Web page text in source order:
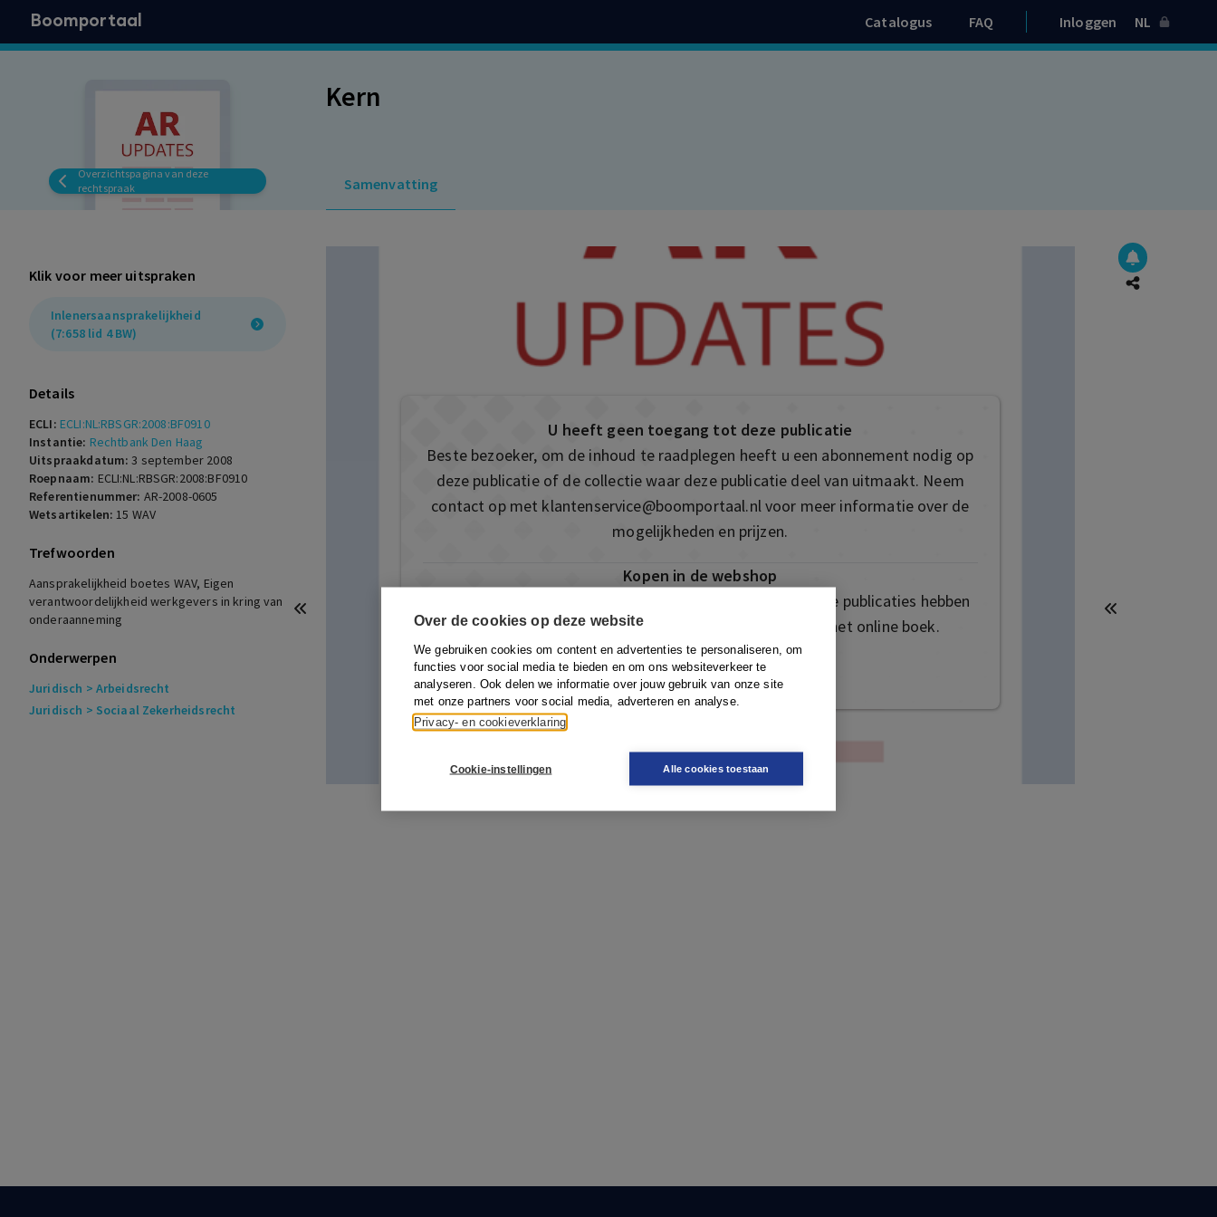
Over de cookies op deze website
We gebruiken cookies om content en advertenties te personaliseren, om
functies voor social media te bieden en om ons websiteverkeer te
analyseren. Ook delen we informatie over jouw gebruik van onze site
met onze partners voor social media, adverteren en analyse.
Privacy- en cookieverklaring
Cookie-instellingen Alle cookies toestaan
Boomportaal Catalogus FAQ Inloggen NL
Overzichtspagina van deze
rechtspraak
Kern
Samenvatting
Klik voor meer uitspraken
Inlenersaansprakelijkheid
(7:658 lid 4 BW)
Details
ECLI: ECLI:NL:RBSGR:2008:BF0910
Instantie: Rechtbank Den Haag
Uitspraakdatum:3 september 2008
Roepnaam: ECLI:NL:RBSGR:2008:BF0910
Referentienummer: AR-2008-0605
Wetsartikelen:15 WAV
Trefwoorden
Aansprakelijkheid boetes WAV, Eigen
verantwoordelijkheid werkgevers in kring van
onderaanneming
Onderwerpen
Juridisch > Arbeidsrecht
Juridisch > Sociaal Zekerheidsrecht
U heeft geen toegang tot deze publicatie
Beste bezoeker, om de inhoud te raadplegen heeft u een abonnement nodig op
deze publicatie of de collectie waar deze publicatie deel van uitmaakt. Neem
contact op met klantenservice@boomportaal.nlvoor meer informatie over de
mogelijkheden en prijzen.
Kopen in de webshop
Deze publicatie is ook te vinden in onze webshop. Sommige publicaties hebben
ook de mogelijkheid om direct toegang te kopen tot het online boek.
Naar de webshop